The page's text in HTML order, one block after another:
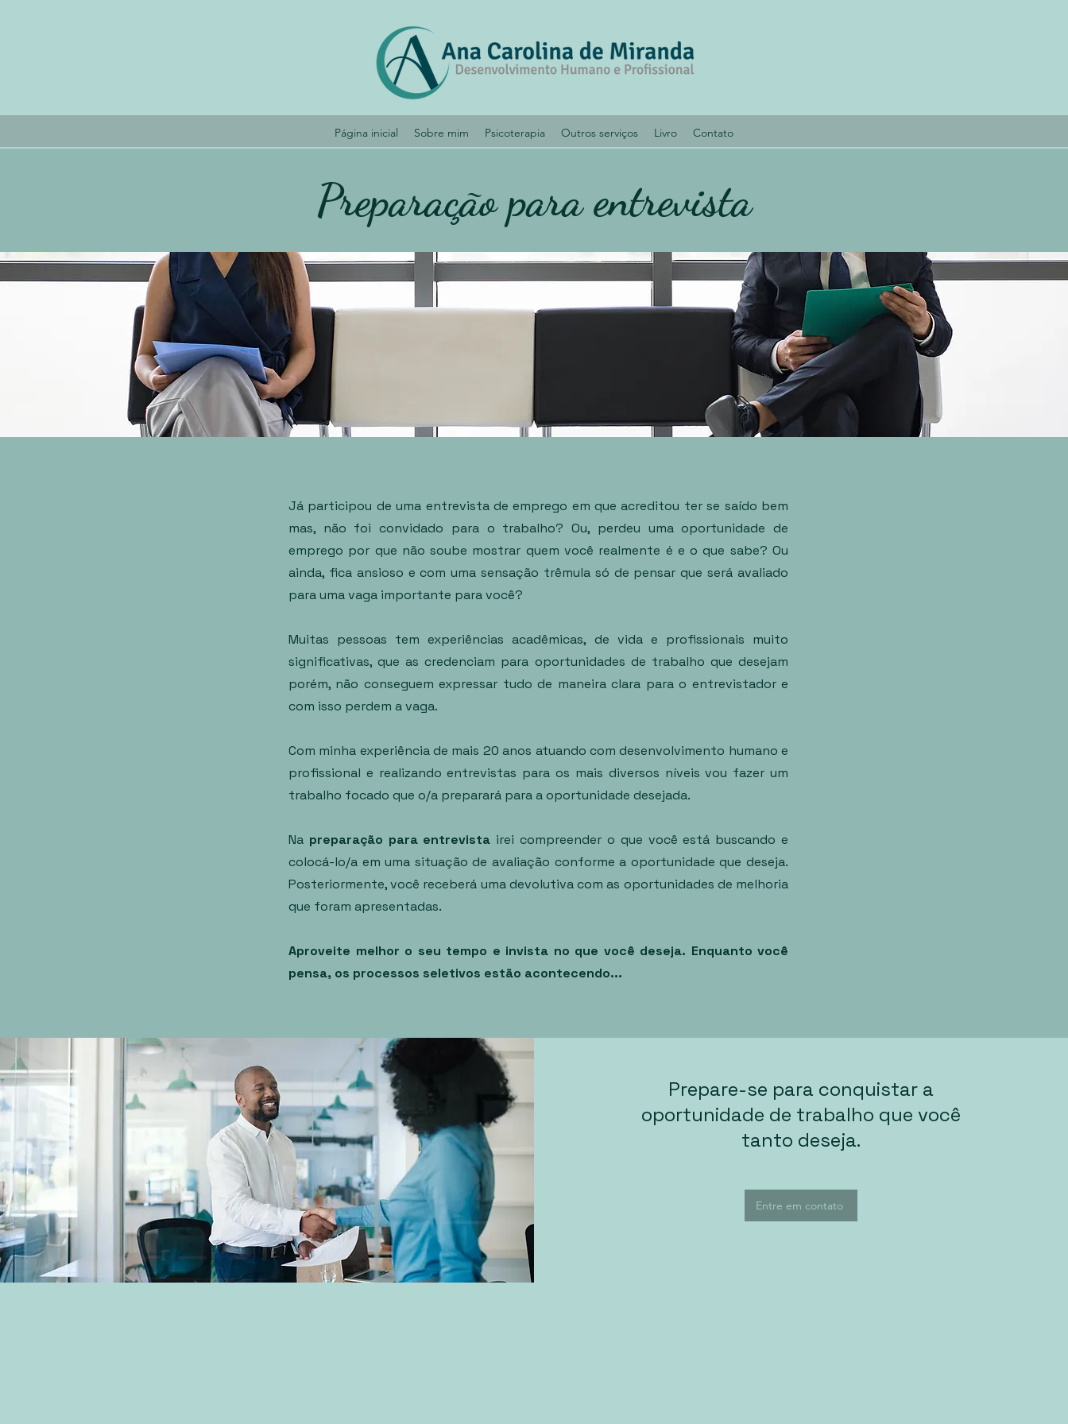
Página inicial Sobre mim Psicoterapia Outros serviços Livro Contato
Preparação para entrevista
Já participou de uma entrevista de emprego em que acreditou ter se saído bem
mas, não foi convidado para o trabalho? Ou, perdeu uma oportunidade de
emprego por que não soube mostrar quem você realmente é e o que sabe? Ou
ainda, fica ansioso e com uma sensação trêmula só de pensar que será avaliado
para uma vaga importante para você?
Muitas pessoas tem experiências acadêmicas, de vida e profissionais muito
significativas, que as credenciam para oportunidades de trabalho que desejam
porém, não conseguem expressar tudo de maneira clara para o entrevistador e
com isso perdem a vaga.
Com minha experiência de mais 20 anos atuando com desenvolvimento humano e
profissional e realizando entrevistas para os mais diversos níveis vou fazer um
trabalho focado que o/a preparará para a oportunidade desejada.
Na preparação para entrevista irei compreender o que você está buscando e
colocá-lo/a em uma situação de avaliação conforme a oportunidade que deseja.
Posteriormente, você receberá uma devolutiva com as oportunidades de melhoria
que foram apresentadas.
Aproveite melhor o seu tempo e invista no que você deseja. Enquanto você
pensa, os processos seletivos estão acontecendo...
Prepare-se para conquistar a
oportunidade de trabalho que você
tanto deseja.
Entre em contato